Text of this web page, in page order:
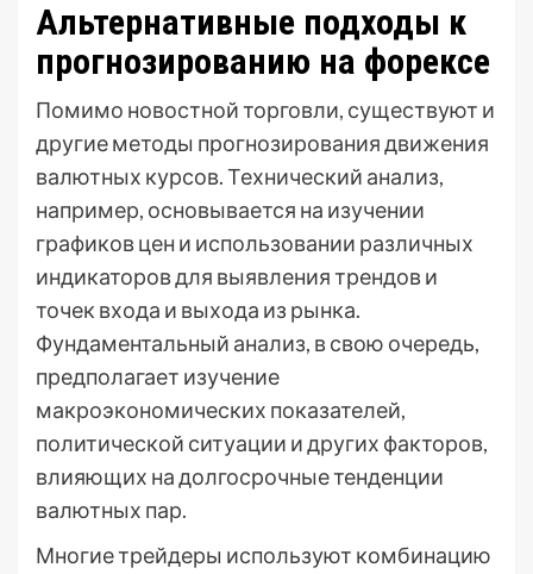
Альтернативные подходы к
прогнозированию на форексе
Помимо новостной торговли, существуют и
другие методы прогнозирования движения
валютных курсов. Технический анализ,
например, основывается на изучении
графиков цен и использовании различных
индикаторов для выявления трендов и
точек входа и выхода из рынка.
Фундаментальный анализ, в свою очередь,
предполагает изучение
макроэкономических показателей,
политической ситуации и других факторов,
влияющих на долгосрочные тенденции
валютных пар.
Многие трейдеры используют комбинацию